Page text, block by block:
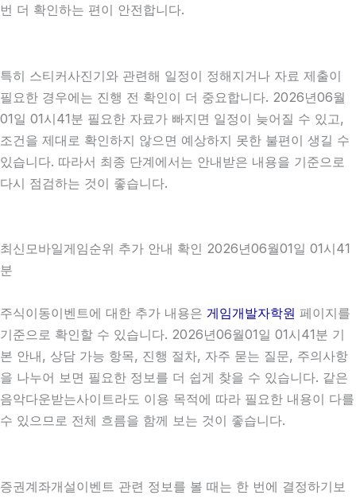
번 더 확인하는 편이 안전합니다.
특히 스티커사진기와 관련해 일정이 정해지거나 자료 제출이
필요한 경우에는 진행 전 확인이 더 중요합니다. 2026년06월
01일 01시41분 필요한 자료가 빠지면 일정이 늦어질 수 있고,
조건을 제대로 확인하지 않으면 예상하지 못한 불편이 생길 수
있습니다. 따라서 최종 단계에서는 안내받은 내용을 기준으로
다시 점검하는 것이 좋습니다.
최신모바일게임순위 추가 안내 확인 2026년06월01일 01시41
분
주식이동이벤트에 대한 추가 내용은 게임개발자학원 페이지를
기준으로 확인할 수 있습니다. 2026년06월01일 01시41분 기
본 안내, 상담 가능 항목, 진행 절차, 자주 묻는 질문, 주의사항
을 나누어 보면 필요한 정보를 더 쉽게 찾을 수 있습니다. 같은
음악다운받는사이트라도 이용 목적에 따라 필요한 내용이 다를
수 있으므로 전체 흐름을 함께 보는 것이 좋습니다.
증권계좌개설이벤트 관련 정보를 볼 때는 한 번에 결정하기보